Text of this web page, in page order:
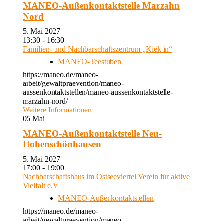
MANEO-Außenkontaktstelle Marzahn
Nord
5. Mai 2027
13:30 - 16:30
Familien- und Nachbarschaftszentrum „Kiek in“
MANEO-Teestuben
https://maneo.de/maneo-
arbeit/gewaltpraevention/maneo-
aussenkontaktstellen/maneo-aussenkontaktstelle-
marzahn-nord/
Weitere Informationen
05 Mai
MANEO-Außenkontaktstelle Neu-
Hohenschönhausen
5. Mai 2027
17:00 - 19:00
Nachbarschaftshaus im Ostseeviertel Verein für aktive
Vielfalt e.V
MANEO-Außenkontaktstellen
https://maneo.de/maneo-